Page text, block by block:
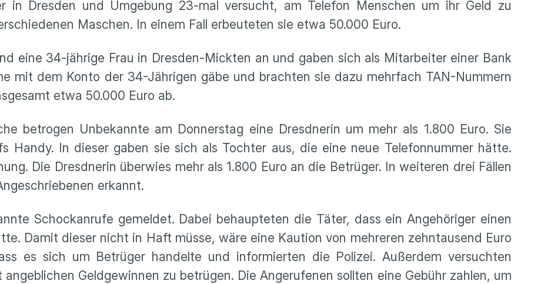
in Dresden und Umgebung 23-mal versucht, am Telefon Menschen um ihr Geld zu
Maschen. In einem Fall erbeuteten sie etwa 50.000 Euro.
eine 34-jährige Frau in Dresden-Mickten an und gaben sich als Mitarbeiter einer Bank
mit dem Konto der 34-Jährigen gäbe und brachten sie dazu mehrfach TAN-Nummern
etwa 50.000 Euro ab.
betrogen Unbekannte am Donnerstag eine Dresdnerin um mehr als 1.800 Euro. Sie
Handy. In dieser gaben sie sich als Tochter aus, die eine neue Telefonnummer hätte.
Die Dresdnerin überwies mehr als 1.800 Euro an die Betrüger. In weiteren drei Fällen
erkannt.
Schockanrufe gemeldet. Dabei behaupteten die Täter, dass ein Angehöriger einen
Damit dieser nicht in Haft müsse, wäre eine Kaution von mehreren zehntausend Euro
es sich um Betrüger handelte und informierten die Polizei. Außerdem versuchten
Geldgewinnen zu betrügen. Die Angerufenen sollten eine Gebühr zahlen, um